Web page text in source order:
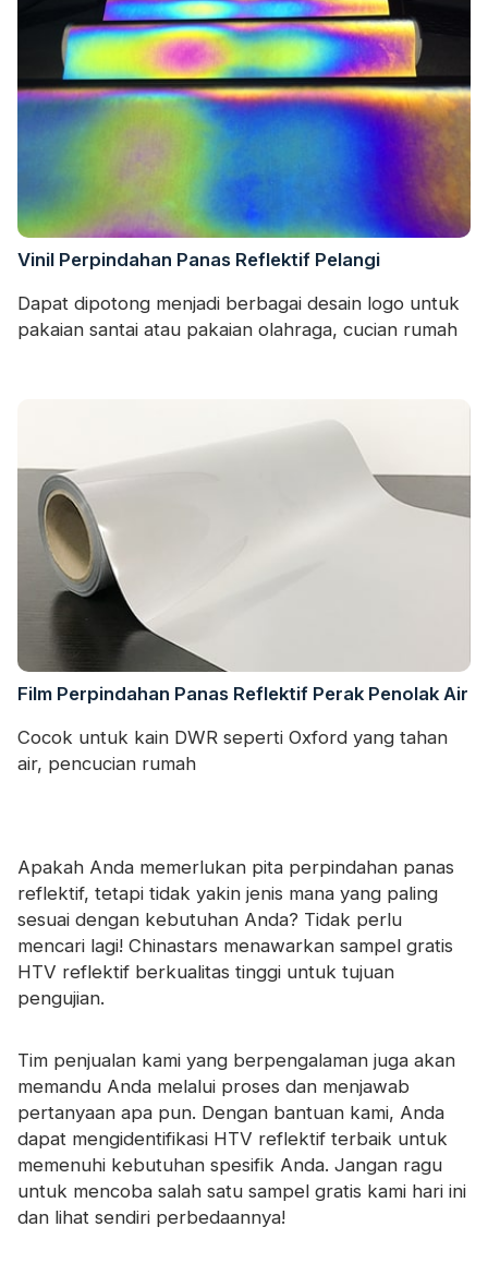
Vinil Perpindahan Panas Reflektif Pelangi
Dapat dipotong menjadi berbagai desain logo untuk
pakaian santai atau pakaian olahraga, cucian rumah
Film Perpindahan Panas Reflektif Perak Penolak Air
Cocok untuk kain DWR seperti Oxford yang tahan
air, pencucian rumah
Apakah Anda memerlukan pita perpindahan panas
reflektif, tetapi tidak yakin jenis mana yang paling
sesuai dengan kebutuhan Anda? Tidak perlu
mencari lagi! Chinastars menawarkan sampel gratis
HTV reflektif berkualitas tinggi untuk tujuan
pengujian.
Tim penjualan kami yang berpengalaman juga akan
memandu Anda melalui proses dan menjawab
pertanyaan apa pun. Dengan bantuan kami, Anda
dapat mengidentifikasi HTV reflektif terbaik untuk
memenuhi kebutuhan spesifik Anda. Jangan ragu
untuk mencoba salah satu sampel gratis kami hari ini
dan lihat sendiri perbedaannya!